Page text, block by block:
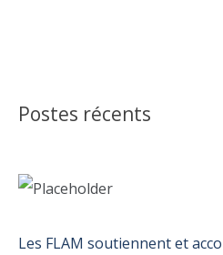
Postes récents
Les FLAM soutiennent et